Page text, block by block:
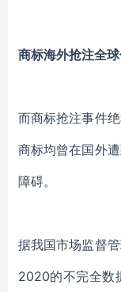
商标海外抢注全
而商标抢注事件
商标均曾在国外
障碍。
据我国市场监督
2020的不完全数